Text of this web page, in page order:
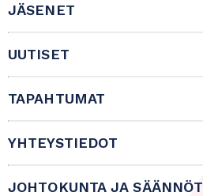
JÄSENET
UUTISET
TAPAHTUMAT
YHTEYSTIEDOT
JOHTOKUNTA JA SÄÄNNÖT